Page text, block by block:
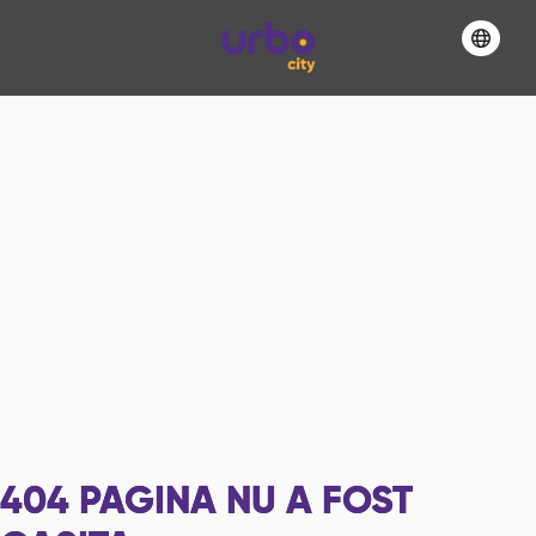
404 PAGINA NU A FOST